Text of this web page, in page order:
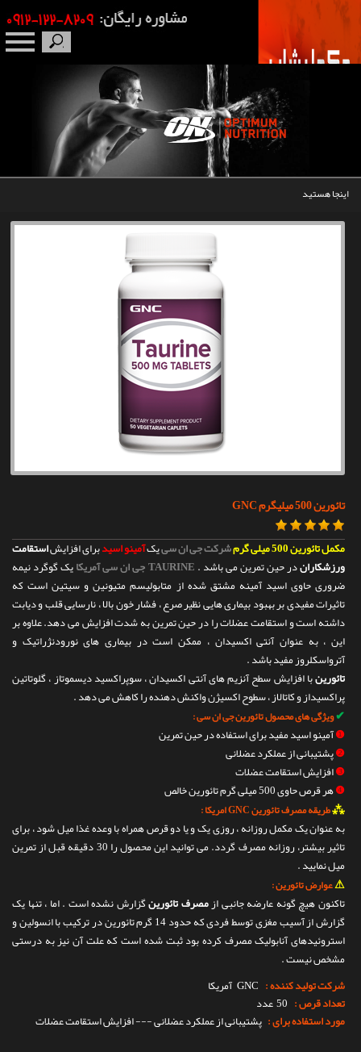
اینجا هستید
تائورین 500 میلیگرم GNC
مکمل تائورین 500 میلی گرم شرکت جی ان سییکآمینو اسیدبرای افزایشاستقامت
ورزشکاراندر حین تمرین می باشد .TAURINE جی ان سی آمریکا
یک گوگرد نیمه
ضروری حاوی اسید آمینه مشتق شده از متابولیسم متیونین و سیتین است که
تاثیرات مفیدی بر بهبود بیماری هایی نظیر صرع ، فشار خون بالا ، نارسایی قلب و دیابت
داشته است و استقامت عضلات را در حین تمرین به شدت افزایش می دهد. علاوه بر
این ، به عنوان آنتی اکسیدان ، ممکن است در بیماری های نورودنژراتیک و
آترواسکلروز مفید باشد .
تائورینبا افزایش سطح آنزیم های آنتی اکسیدان ، سوپراکسید دیسموتاز ، گلوتاتین
پراکسیداز و کاتالاز ، سطوح اکسیژن واکنش دهنده را کاهش می دهد .
✔ویژگی های محصول تائورین جی ان سی :
❶آمینو اسید مفید برای استفاده در حین تمرین
❷پشتیبانی از عملکرد عضلانی
❸افزایش استقامت عضلات
❹هر قرص حاوی 500 میلی گرم تائورین خالص
⁂طریقه مصرف تائورین GNC امریکا :
به عنوان یک مکمل روزانه ، روزی یک و یا دو قرص همراه با وعده غذا میل شود ، برای
تاثیر بیشتر، روزانه مصرف گردد. می توانید این محصول را 30 دقیقه قبل از تمرین
میل نمایید .
⚠عوارض تائورین :
تاکنون هیچ گونه عارضه جانبی ازمصرف تائورینگزارش نشده است . اما ، تنها یک
گزارش از آسیب مغزی توسط فردی که حدود 14 گرم تائورین در ترکیب با انسولین و
استروئیدهای آنابولیک مصرف کرده بود ثبت شده است که علت آن نیز به درستی
مشخص نیست .
شرکت تولید کننده : GNC آمریکا
تعداد قرص : 50 عدد
مورد استفاده برای : پشتیبانی از عملکرد عضلانی --- افزایش استقامت عضلات